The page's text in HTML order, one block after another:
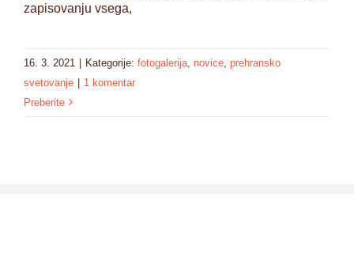
zapisovanju vsega,
16. 3. 2021 | Kategorije: fotogalerija novice prehransko
svetovanje | 1 komentar
Preberite